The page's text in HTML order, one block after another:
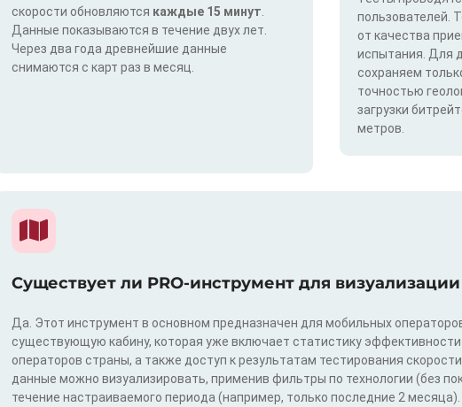
скорости обновляются каждые 15 минут
Данные показываются в течение двух лет.
Через два года древнейшие данные
снимаются с карт раз в месяц.
пользователей.
от качества
испытания. Для
сохраняем
точностью
загрузки
метров.
Существует ли PRO-инструмент для
Да. Этот инструмент в основном предназначен для мобильных
существующую кабину, которая уже включает статистику эффективности
операторов страны, а также доступ к результатам тестирования
данные можно визуализировать, применив фильтры по технологии (без
течение настраиваемого периода (например, только последние 2